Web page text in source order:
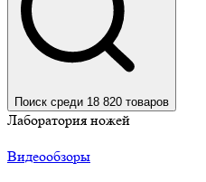
Поиск среди 18 820 товаров
Лаборатория ножей
Видеообзоры